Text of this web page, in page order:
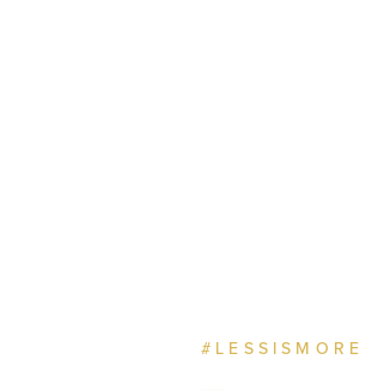
#LESSISMORE